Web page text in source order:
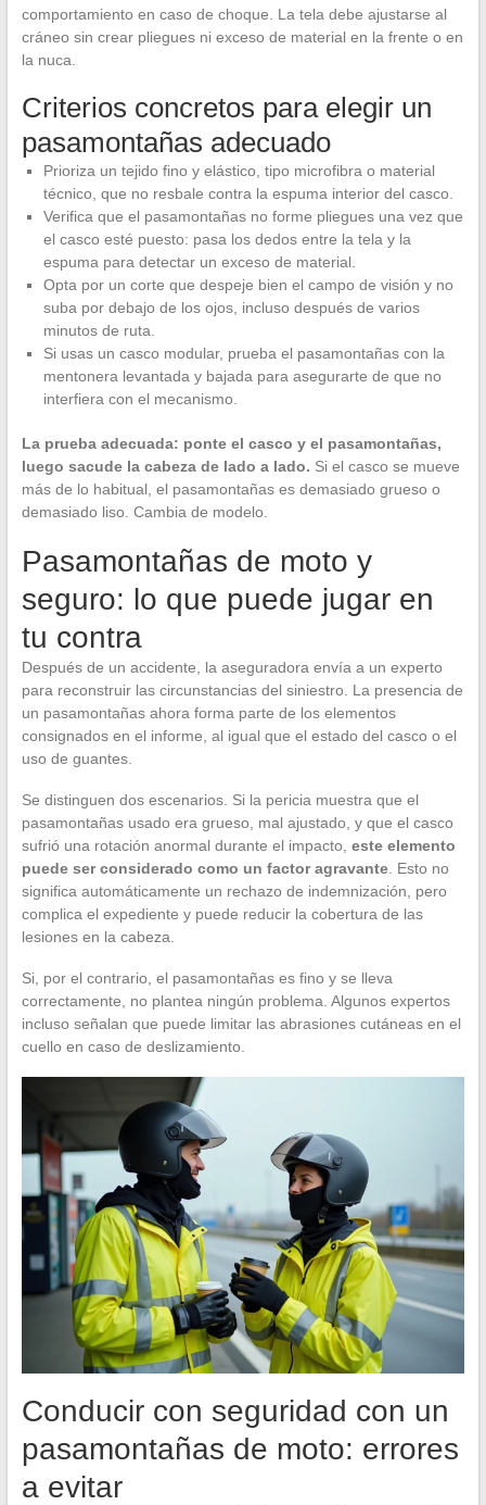
comportamiento en caso de choque. La tela debe ajustarse al
cráneo sin crear pliegues ni exceso de material en la frente o en
la nuca.
Criterios concretos para elegir un
pasamontañas adecuado
Prioriza un tejido fino y elástico, tipo microfibra o material
técnico, que no resbale contra la espuma interior del casco.
Verifica que el pasamontañas no forme pliegues una vez que
el casco esté puesto: pasa los dedos entre la tela y la
espuma para detectar un exceso de material.
Opta por un corte que despeje bien el campo de visión y no
suba por debajo de los ojos, incluso después de varios
minutos de ruta.
Si usas un casco modular, prueba el pasamontañas con la
mentonera levantada y bajada para asegurarte de que no
interfiera con el mecanismo.
La prueba adecuada: ponte el casco y el pasamontañas,
luego sacude la cabeza de lado a lado. Si el casco se mueve
más de lo habitual, el pasamontañas es demasiado grueso o
demasiado liso. Cambia de modelo.
Pasamontañas de moto y
seguro: lo que puede jugar en
tu contra
Después de un accidente, la aseguradora envía a un experto
para reconstruir las circunstancias del siniestro. La presencia de
un pasamontañas ahora forma parte de los elementos
consignados en el informe, al igual que el estado del casco o el
uso de guantes.
Se distinguen dos escenarios. Si la pericia muestra que el
pasamontañas usado era grueso, mal ajustado, y que el casco
sufrió una rotación anormal durante el impacto, este elemento
puede ser considerado como un factor agravante. Esto no
significa automáticamente un rechazo de indemnización, pero
complica el expediente y puede reducir la cobertura de las
lesiones en la cabeza.
Si, por el contrario, el pasamontañas es fino y se lleva
correctamente, no plantea ningún problema. Algunos expertos
incluso señalan que puede limitar las abrasiones cutáneas en el
cuello en caso de deslizamiento.
Conducir con seguridad con un
pasamontañas de moto: errores
a evitar